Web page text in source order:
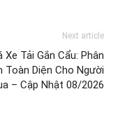
Next article
Xe Tải Gắn Cẩu: Phân
Toàn Diện Cho Người
– Cập Nhật 08/2026